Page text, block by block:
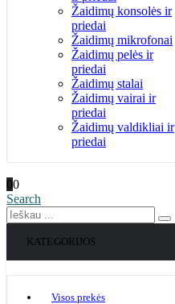
Žaidimų konsolės ir
priedai
Žaidimų mikrofonai
Žaidimų pelės ir
priedai
Žaidimų stalai
Žaidimų vairai ir
priedai
Žaidimų valdikliai ir
priedai
00
Search
KATEGORIJOS
Visos prekės